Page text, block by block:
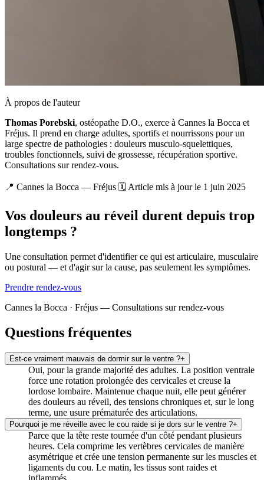
À propos de l'auteur
Thomas Porebski, ostéopathe D.O., exerce à Cannes la Bocca et
Fréjus. Il prend en charge adultes, sportifs et nourrissons pour un
large spectre de pathologies : douleurs musculo-squelettiques,
troubles fonctionnels, suivi de grossesse, récupération sportive.
Consultations sur rendez-vous.
📍 Cannes la Bocca — Fréjus 🗓 Article mis à jour le 1 juin 2025
Vos douleurs au réveil durent depuis trop
longtemps ?
Une consultation permet d'identifier ce qui est articulaire, musculaire
ou postural — et d'agir sur la cause, pas seulement les symptômes.
Prendre rendez-vous
Cannes la Bocca · Fréjus — Consultations sur rendez-vous
Questions fréquentes
Est-ce vraiment mauvais de dormir sur le ventre ?+
Oui, pour la grande majorité des adultes. La position ventrale
force une rotation prolongée des cervicales et creuse la
lordose lombaire. Maintenue chaque nuit, elle peut générer
des douleurs au réveil, des tensions chroniques et, sur le long
terme, une usure prématurée des articulations.
Pourquoi je me réveille avec le cou raide si je dors sur le ventre ?+
Parce que la tête reste tournée d'un côté pendant plusieurs
heures. Cela comprime les vertèbres cervicales de manière
asymétrique et crée une tension permanente sur les muscles et
ligaments du cou. Le matin, les tissus sont raides et
inflammés.